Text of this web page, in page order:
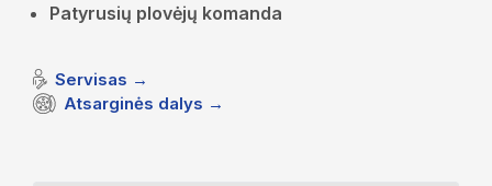
Patyrusių plovėjų komanda
Servisas →
Atsarginės dalys →